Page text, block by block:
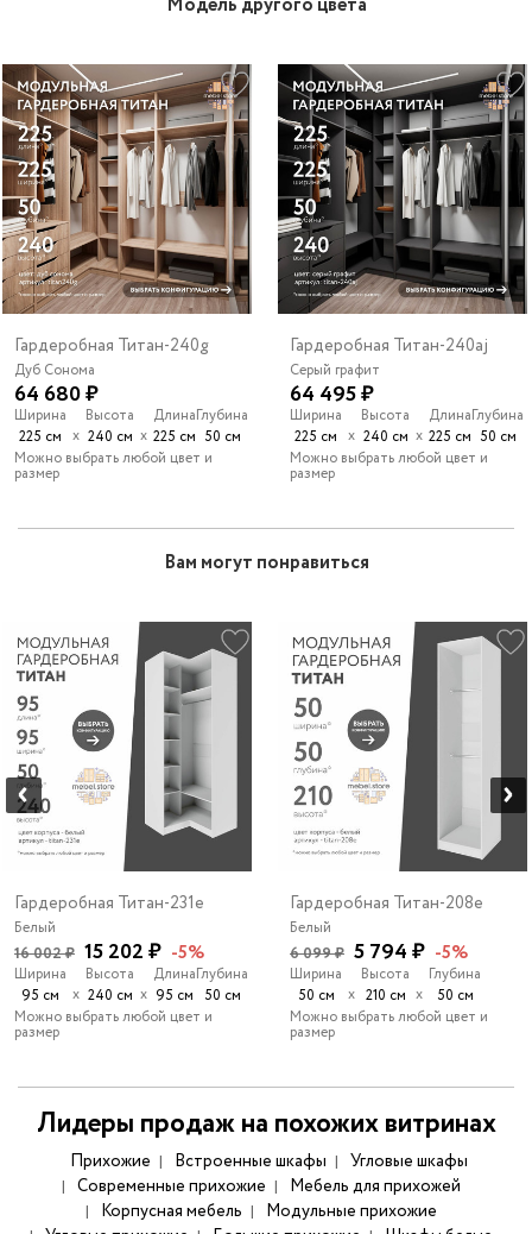
Модель другого цвета
Гардеробная Титан-240g
Дуб Сонома
64 680 ₽
Ширина
225 см х
Высота
240 см х
Длина
225 см
Глубина
50 см
Можно выбрать любой цвет и
размер
Гардеробная Титан-240aj
Серый графит
64 495 ₽
Ширина
225 см х
Высота
240 см х
Длина
225 см
Глубина
50 см
Можно выбрать любой цвет и
размер
Вам могут понравиться
Гардеробная Титан-231e
Белый
16 002 ₽ 15 202 ₽ -5%
Ширина
95 см
х
Высота
240 см х
Длина
95 см
Глубина
50 см
Можно выбрать любой цвет и
размер
Гардеробная Титан-208e
Белый
6 099 ₽ 5 794 ₽ -5%
Ширина
50 см
х
Высота
210 см х
Глубина
50 см
Можно выбрать любой цвет и
размер
Лидеры продаж на похожих витринах
Прихожие Встроенные шкафы
Угловые шкафы
Современные прихожие
Мебель для прихожей
Корпусная мебель
Модульные прихожие